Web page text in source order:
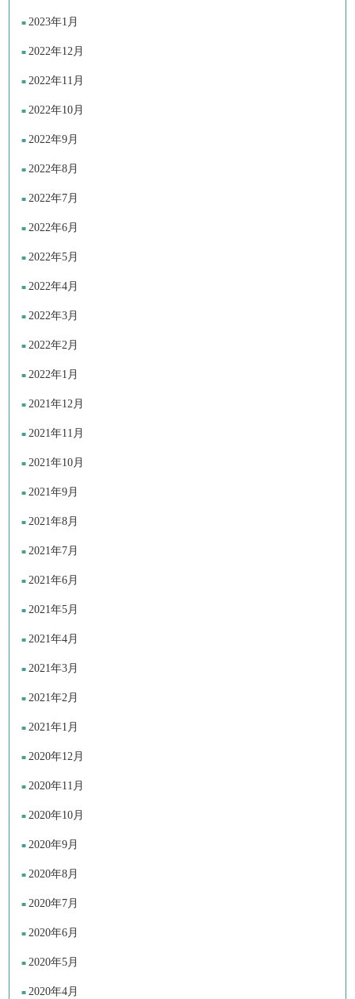
2023年1月
2022年12月
2022年11月
2022年10月
2022年9月
2022年8月
2022年7月
2022年6月
2022年5月
2022年4月
2022年3月
2022年2月
2022年1月
2021年12月
2021年11月
2021年10月
2021年9月
2021年8月
2021年7月
2021年6月
2021年5月
2021年4月
2021年3月
2021年2月
2021年1月
2020年12月
2020年11月
2020年10月
2020年9月
2020年8月
2020年7月
2020年6月
2020年5月
2020年4月